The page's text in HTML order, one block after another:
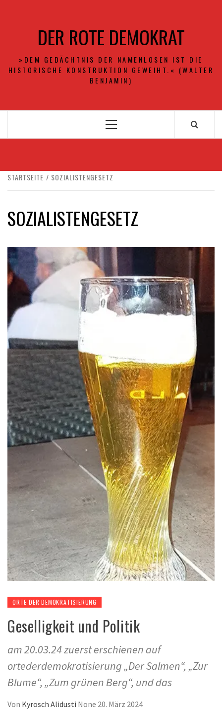
DER ROTE DEMOKRAT
»DEM GEDÄCHTNIS DER NAMENLOSEN IST DIE
HISTORISCHE KONSTRUKTION GEWEIHT.« (WALTER
BENJAMIN)
Primäres
STARTSEITE SOZIALISTENGESETZ
SOZIALISTENGESETZ
ORTE DER DEMOKRATISIERUNG
Geselligkeit und Politik
am 20.03.24 zuerst erschienen auf
ortederdemokratisierung „Der Salmen“, „Zur
Blume“, „Zum grünen Berg“, und das
Von Kyrosch Alidusti None 20. März 2024